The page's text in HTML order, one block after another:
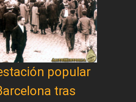
popular
tras